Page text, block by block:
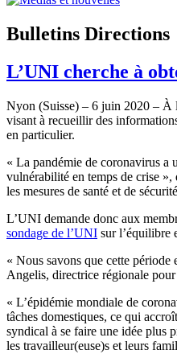
Bulletins Directions
L’UNI cherche à
Nyon (Suisse) – 6 juin 2020 – À
visant à recueillir des
en particulier.
« La pandémie de coronavirus a
vulnérabilité en temps de crise »,
les mesures de santé et de
L’UNI demande donc aux
sondage de l’UNI sur l’équilibre
« Nous savons que cette
Angelis, directrice régionale
« L’épidémie mondiale de
tâches domestiques, ce qui
syndical à se faire une idée plus
les travailleur(euse)s et leurs